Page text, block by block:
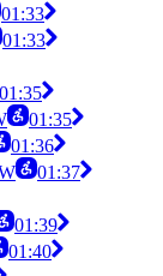
01:33
01:33
01:35
01:35
01:36
01:37
01:39
01:40